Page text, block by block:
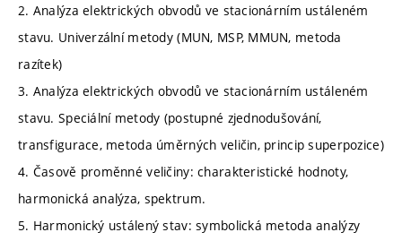
2. Analýza elektrických obvodů ve stacionárním ustáleném
stavu. Univerzální metody (MUN, MSP, MMUN, metoda
razítek)
3. Analýza elektrických obvodů ve stacionárním ustáleném
stavu. Speciální metody (postupné zjednodušování,
transfigurace, metoda úměrných veličin, princip superpozice)
4. Časově proměnné veličiny: charakteristické hodnoty,
harmonická analýza, spektrum.
5. Harmonický ustálený stav: symbolická metoda analýzy